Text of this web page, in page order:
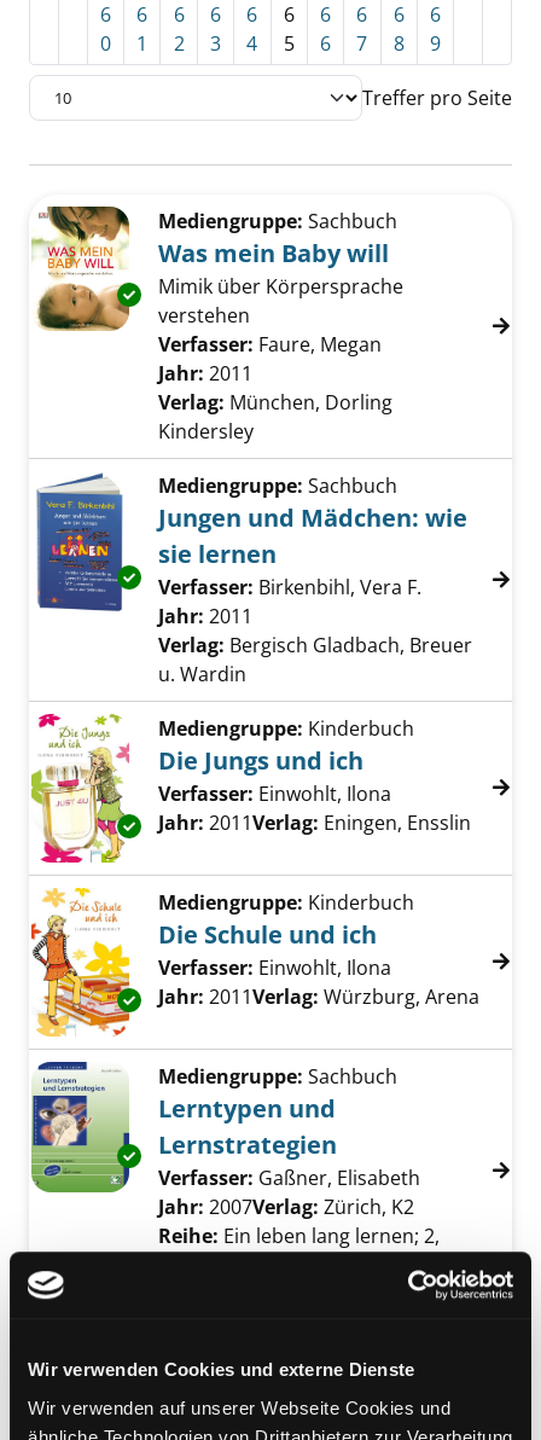
Wir verwenden Cookies und externe Dienste
Wir verwenden auf unserer Webseite Cookies und
6
0
6
1
6
2
6
3
6
4
6
5
6
6
6
7
6
8
6
9
Treffer pro Seite
Zu den Suchfiltern springen
Exemplar-Details von Was mein Baby will
Mediengruppe: Sachbuch
Was mein Baby will
Mimik über Körpersprache
verstehen
Verfasser: Faure, Megan
Jahr: 2011
Verlag: München, Dorling
Kindersley
Exemplar-Details von Jungen und Mädchen:
Mediengruppe: Sachbuch
Jungen und Mädchen: wie
sie lernen
Verfasser: Birkenbihl, Vera F. Suche
Jahr: 2011
Verlag: Bergisch Gladbach, Breuer
u. Wardin
Exemplar-Details von Die Jungs und ich
Mediengruppe: Kinderbuch
Die Jungs und ich
Verfasser: Einwohlt, Ilona Suche nach
Jahr: 2011Verlag: Eningen, Ensslin
Exemplar-Details von Die Schule und ich
Mediengruppe: Kinderbuch
Die Schule und ich
Verfasser: Einwohlt, Ilona Suche nach
Jahr: 2011Verlag: Würzburg, Arena
Exemplar-Details von Lerntypen und
Mediengruppe: Sachbuch
Lerntypen und
Lernstrategien
Verfasser: Gaßner, Elisabeth Suche
Jahr: 2007Verlag: Zürich, K2
Reihe: Ein leben lang lernen; 2,
Entspannungsspiele und -
geschichten für Kinder